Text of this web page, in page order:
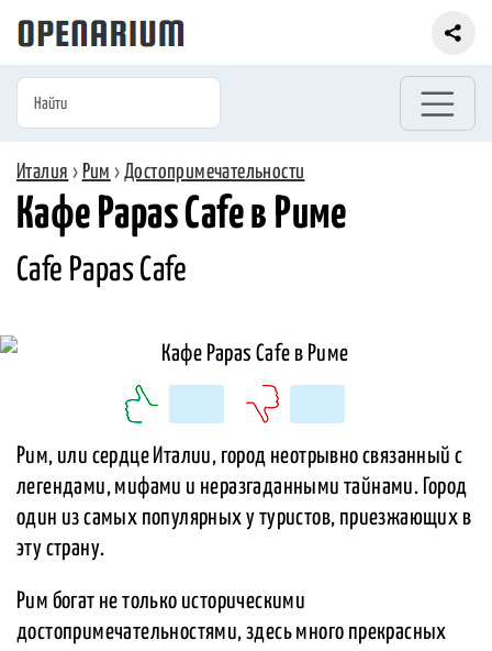
Италия › Рим ›Достопримечательности
Кафе Papas Cafe в Риме
Cafe Papas Cafe
Рим, или сердце Италии, город неотрывно связанный с
легендами, мифами и неразгаданными тайнами. Город
один из самых популярных у туристов, приезжающих в
эту страну.
Рим богат не только историческими
достопримечательностями, здесь много прекрасных